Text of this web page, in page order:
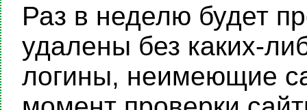
Раз в неделю будет
удалены без каких-
логины, неимеющие